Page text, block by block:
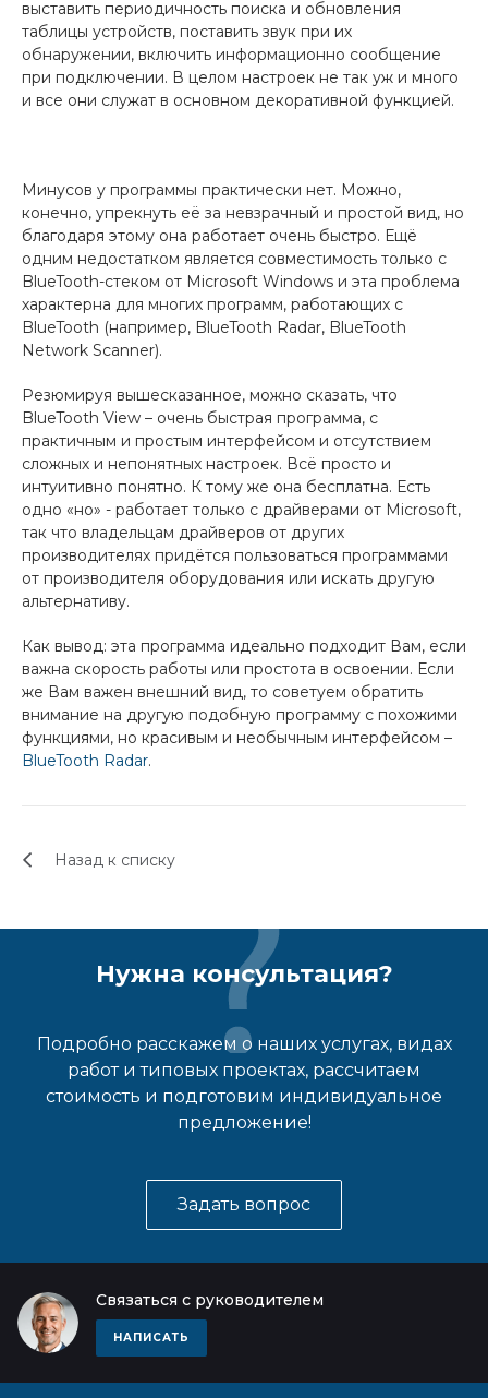
выставить периодичность поиска и обновления
таблицы устройств, поставить звук при их
обнаружении, включить информационно сообщение
при подключении. В целом настроек не так уж и много
и все они служат в основном декоративной функцией.
Минусов у программы практически нет. Можно,
конечно, упрекнуть её за невзрачный и простой вид, но
благодаря этому она работает очень быстро. Ещё
одним недостатком является совместимость только с
BlueTooth-стеком от Microsoft Windows и эта проблема
характерна для многих программ, работающих с
BlueTooth (например, BlueTooth Radar, BlueTooth
Network Scanner).
Резюмируя вышесказанное, можно сказать, что
BlueTooth View – очень быстрая программа, с
практичным и простым интерфейсом и отсутствием
сложных и непонятных настроек. Всё просто и
интуитивно понятно. К тому же она бесплатна. Есть
одно «но» - работает только с драйверами от Microsoft,
так что владельцам драйверов от других
производителях придётся пользоваться программами
от производителя оборудования или искать другую
альтернативу.
Как вывод: эта программа идеально подходит Вам, если
важна скорость работы или простота в освоении. Если
же Вам важен внешний вид, то советуем обратить
внимание на другую подобную программу с похожими
функциями, но красивым и необычным интерфейсом –
BlueTooth Radar.
Назад к списку
Нужна консультация?
Подробно расскажем о наших услугах, видах
работ и типовых проектах, рассчитаем
стоимость и подготовим индивидуальное
предложение!
Задать вопрос
Связаться с руководителем
НАПИСАТЬ